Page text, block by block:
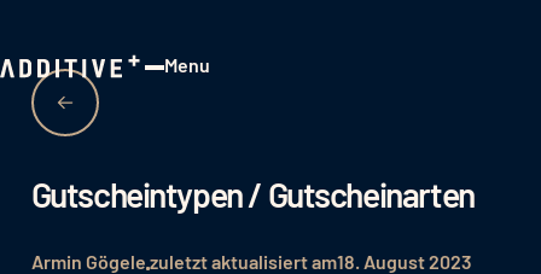
Menu
Gutscheintypen / Gutscheinarten
Armin Gögelezuletzt aktualisiert am18. August 2023